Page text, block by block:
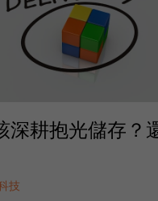
深耕抱光儲存？
技